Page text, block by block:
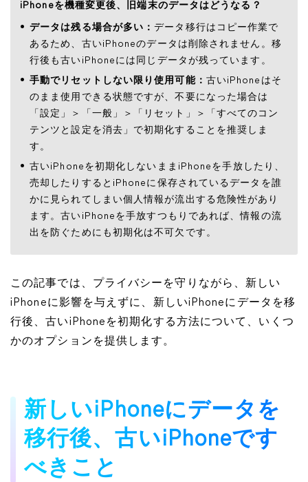
iPhoneを機種変更後、旧端末のデータはどうなる？
データは残る場合が多い：データ移行はコピー作業で
あるため、古いiPhoneのデータは削除されません。移
行後も古いiPhoneには同じデータが残っています。
手動でリセットしない限り使用可能： 古いiPhoneはそ
のまま使用できる状態ですが、不要になった場合は
「設定」＞「一般」＞「リセット」＞「すべてのコン
テンツと設定を消去」で初期化することを推奨しま
す。
古いiPhoneを初期化しないままiPhoneを手放したり、
売却したりするとiPhoneに保存されているデータを誰
かに見られてしまい個人情報が流出する危険性があり
ます。古いiPhoneを手放すつもりであれば、情報の流
出を防ぐためにも初期化は不可欠です。
この記事では、プライバシーを守りながら、新しい
iPhoneに影響を与えずに、新しいiPhoneにデータを移
行後、古いiPhoneを初期化する方法について、いくつ
かのオプションを提供します。
新しいiPhoneにデータを
移行後、古いiPhoneです
べきこと